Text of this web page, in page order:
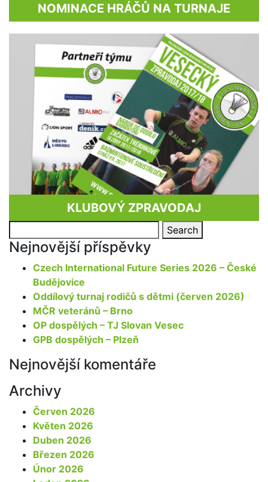
NOMINACE HRÁČŮ NA TURNAJE
KLUBOVÝ ZPRAVODAJ
for:
Search
Nejnovější příspěvky
Czech International Future Series 2026 – České
Budějovice
Oddílový turnaj rodičů s dětmi (červen 2026)
MČR veteránů – Brno
OP dospělých – TJ Slovan Vesec
GPB dospělých – Plzeň
Nejnovější komentáře
Archivy
Červen 2026
Květen 2026
Duben 2026
Březen 2026
Únor 2026